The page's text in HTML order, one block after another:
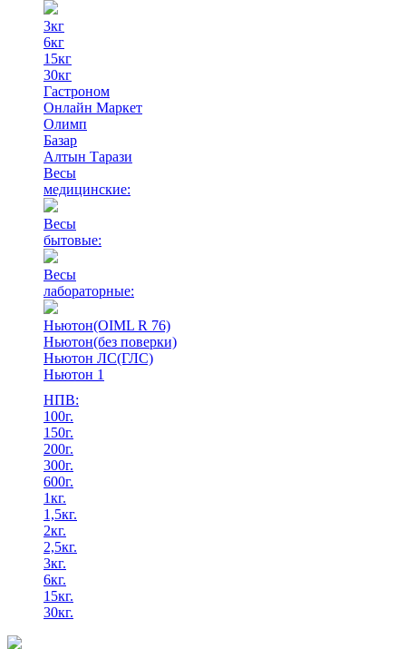
3кг
6кг
15кг
30кг
Гастроном
Онлайн Маркет
Олимп
Базар
Алтын Тарази
Весы
медицинские:
Весы
бытовые:
Весы
лабораторные:
Ньютон(OIML R 76)
Ньютон(без поверки)
Ньютон ЛС(ГЛС)
Ньютон 1
НПВ:
100г.
150г.
200г.
300г.
600г.
1кг.
1,5кг.
2кг.
2,5кг.
3кг.
6кг.
15кг.
30кг.